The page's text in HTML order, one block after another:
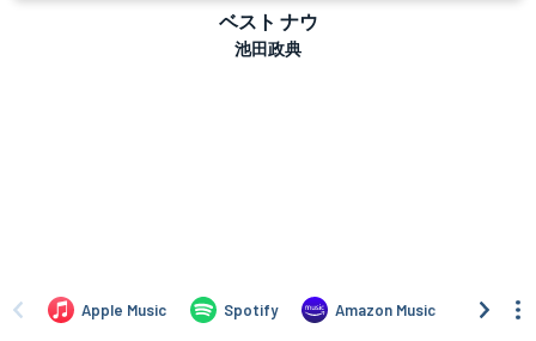
ベスト ナウ
池田政典
Apple Music Spotify Amazon Music